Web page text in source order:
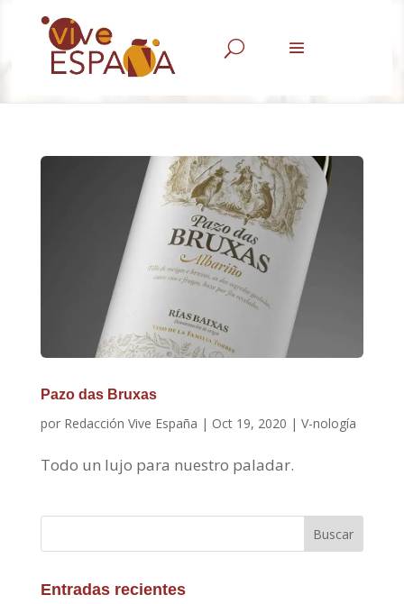
U
Pazo das Bruxas
por Redacción Vive España | Oct 19, 2020 | V-nología
Todo un lujo para nuestro paladar.
Buscar
Entradas recientes